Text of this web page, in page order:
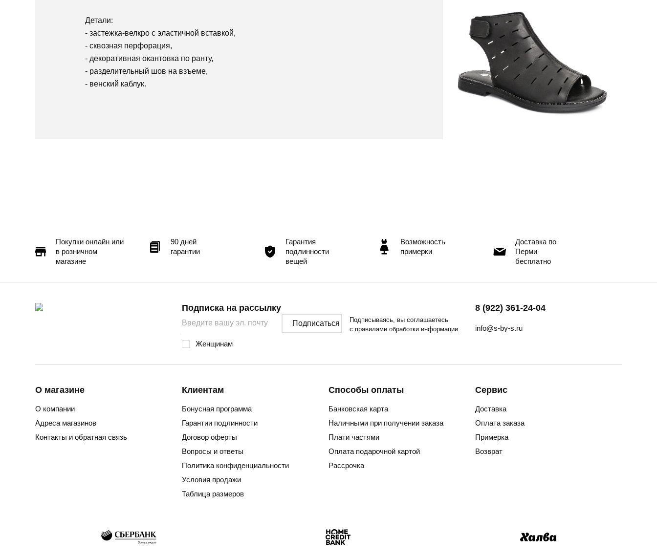
Детали:
- застежка-велкро с эластичной вставкой,
- сквозная перфорация,
- декоративная окантовка по ранту,
- разделительный шов на взъеме,
- венский каблук.
Покупки онлайн или
в розничном
магазине
90 дней
гарантии
Гарантия
подлинности
вещей
Возможность
примерки
Доставка по
Перми
бесплатно
8 (922) 361-24-04
info@s-by-s.ru
Подписка на рассылку
Подписаться
Подписываясь, вы соглашаетесь
с правилами обработки информации
Женщинам
О магазине
О компании
Адреса магазинов
Контакты и обратная связь
Клиентам
Бонусная программа
Гарантии подлинности
Договор оферты
Вопросы и ответы
Политика конфиденциальности
Условия продажи
Таблица размеров
Способы оплаты
Банковская карта
Наличными при получении заказа
Плати частями
Оплата подарочной картой
Рассрочка
Сервис
Доставка
Оплата заказа
Примерка
Возврат